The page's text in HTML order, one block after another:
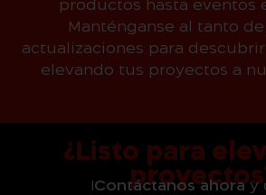
productos hasta eventos
Manténganse al tanto
actualizaciones para
elevando tus proyectos a
¿Listo para
Contáctanos ahoray